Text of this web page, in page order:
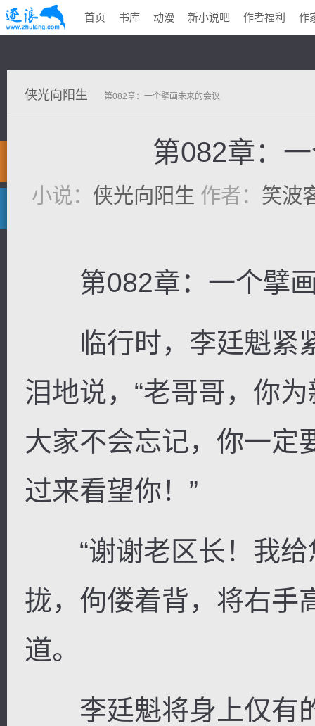
首页 书库 动漫 新小说吧 作者福利 作
侠光向阳生 第082章：一个擘画未来的会议
第082章：
小说： 侠光向阳生 作者： 笑波
第082章：一个擘画
临行时，李廷魁紧
泪地说，“老哥哥，你
大家不会忘记，你一定
过来看望你！”
“谢谢老区长！我给
拢，佝偻着背，将右手
道。
李廷魁将身上仅有